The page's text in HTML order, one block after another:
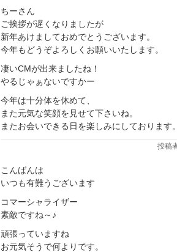
ちーさん
ご挨拶が遅くなりましたが
新年あけましておめでとうございます。
今年もどうぞよろしくお願いいたします。
凄いCMが出来ましたね！
やるじゃぁないですかー
今年は十分体を休めて、
また元気な笑顔を見せて下さいね。
またお会いできる日を楽しみにしております
投稿
こんばんは
いつも有難うございます
コマーシャライザー
素敵ですね～♪
頑張っていますね
お元気そうで何よりです。